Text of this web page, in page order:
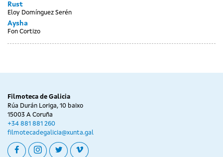
Rust
Eloy Domínguez Serén
Aysha
Fon Cortizo
Filmoteca de Galicia
Rúa Durán Loriga, 10 baixo
15003 A Coruña
+34 881 881 260
filmotecadegalicia@xunta.gal
facebookinstagram
twittervimeo